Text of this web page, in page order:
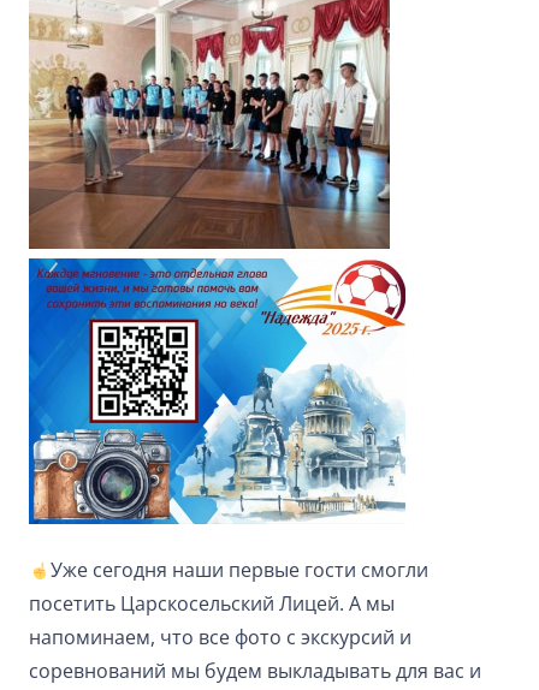
Уже сегодня наши первые гости смогли
посетить Царскосельский Лицей. А мы
напоминаем, что все фото с экскурсий и
соревнований мы будем выкладывать для вас и